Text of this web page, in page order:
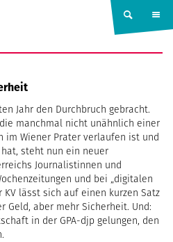
Jahr den Durchbruch gebracht.
manchmal nicht unähnlich einer
im Wiener Prater verlaufen ist und
steht nun ein neuer
Journalistinnen und
und bei „digitalen
lässt sich auf einen kurzen Satz
Geld, aber mehr Sicherheit. Und:
in der GPA-djp gelungen, den